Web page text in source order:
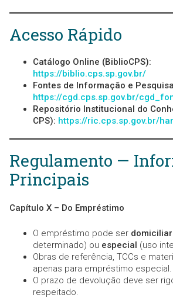
Acesso Rápido
Catálogo Online (BiblioCPS):
https://biblio.cps.sp.gov.br/
Fontes de Informação e
https://cgd.cps.sp.gov.br/
Repositório Institucional do
CPS): https://ric.cps.sp.gov.br/
Regulamento —
Principais
Capítulo X – Do Empréstimo
O empréstimo pode ser domiciliar
determinado) ou especial (uso
Obras de referência, TCCs e
apenas para empréstimo especial.
O prazo de devolução deve ser
respeitado.